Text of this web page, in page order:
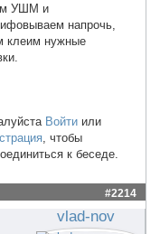
УШМ и
напрочь,
клеим нужные
Войти или
, чтобы
к беседе.
#2214
vlad-nov